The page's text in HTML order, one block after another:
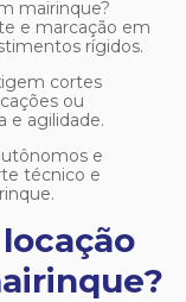
mairinque?
e marcação em
rígidos.
cortes
ou
e agilidade.
e
técnico e